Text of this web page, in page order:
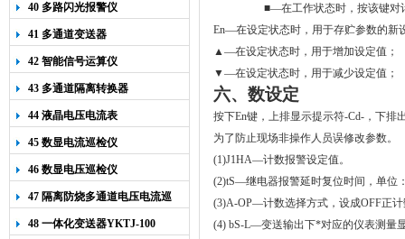
40 多路闪光报警仪
41 多通道变送器
42 智能信号运算仪
43 多通道隔离转换器
44 液晶电压电流表
45 数显电流巡检仪
46 数显电压巡检仪
47 隔离防烧多通道电压电流巡
检仪
48 一体化变送器YKTJ-100
■—在工作状态时，按该键对
En—在设定状态时，用于存贮参数的新
▲—在设定状态时，用于增加设定值；
▼—在设定状态时，用于减少设定值；
六、 数设定
按下En键，上排显示提示符-Cd- ，下排
为了防止现场非操作人员误修改参数。
(1)J1HA—计数报警设定值。
(2)tS—继电器报警延时复位时间，单位
(3)A-OP—计数选择方式，设成OFF正
(4) bS-L—变送输出下*对应的仪表测量